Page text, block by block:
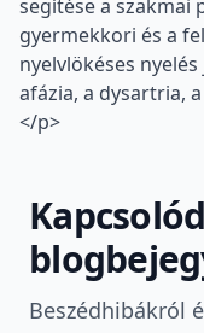
segítése a szakmai
gyermekkori és a
nyelvlökéses
afázia, a dysartria,
</p>
Beszédhibákról